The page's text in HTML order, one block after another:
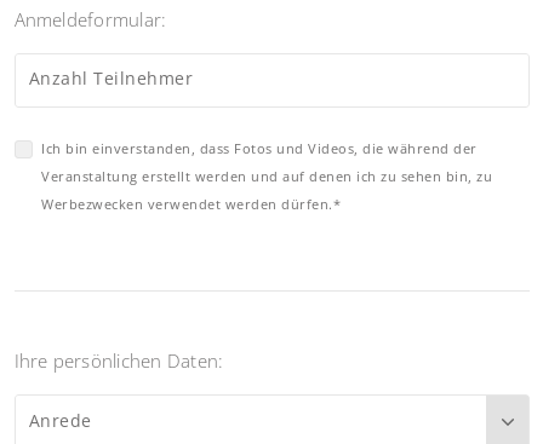
Anmeldeformular:
Anzahl Teilnehmer
Ich bin einverstanden, dass Fotos und Videos, die während der
Veranstaltung erstellt werden und auf denen ich zu sehen bin, zu
Werbezwecken verwendet werden dürfen.*
Ihre persönlichen Daten:
Anrede